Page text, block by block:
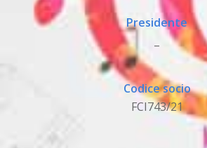
Presidente
Codice socio
FCI743/21